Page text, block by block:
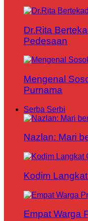
Dr.Rita
Pedesaan
Mengenal
Purnama
Serba Serbi
Nazlan: Mari
Kodim
Empat Warga